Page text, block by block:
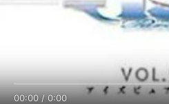
00:00/0:00